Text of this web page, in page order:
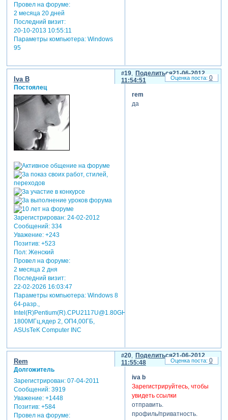
Провел на форуме:
2 месяца 20 дней
Последний визит:
20-10-2013 10:55:11
Параметры компьютера:Windows
95
Поделиться
19
21-06-2012
11:54:51
Iva B
Постоялец
Зарегистрирован: 24-02-2012
Сообщений:334
Уважение: +243
Позитив: +523
Пол:Женский
Провел на форуме:
2 месяца 2 дня
Последний визит:
22-02-2026 16:03:47
Параметры компьютера:Windows 8
64-разр.,
Intel(R)Pentium(R).CPU2117U@1.80GHz
1800MГц,ядер 2, ОП4,00ГБ,
ASUsTeK Computer INC
rem
да
0
Поделиться
20
21-06-2012
11:55:48
Rem
Долгожитель
Зарегистрирован: 07-04-2011
Сообщений:3919
Уважение: +1448
Позитив: +584
Провел на форуме:
iva b
Зарегистрируйтесь, чтобы
увидеть ссылки
отправить.
профиль/приватность.
0